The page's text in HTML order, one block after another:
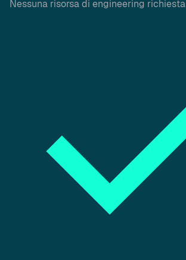
Nessuna risorsa di engineering richiesta